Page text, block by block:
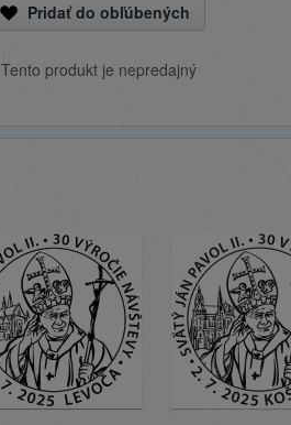
Pridať do obľúbených
Tento produkt je nepredajný